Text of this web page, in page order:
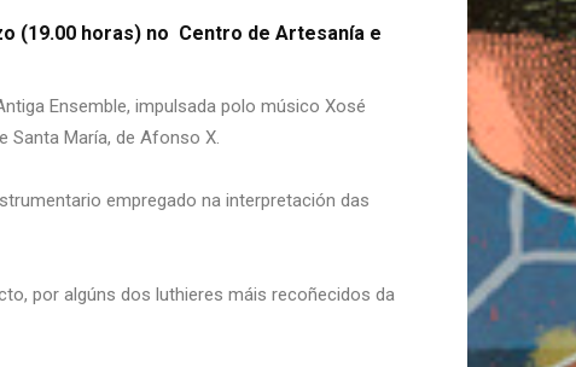
(19.00 horas) no Centro de Artesanía e
Ensemble, impulsada polo músico Xosé
Santa María, de Afonso X.
empregado na interpretación das
por algúns dos luthieres máis recoñecidos da